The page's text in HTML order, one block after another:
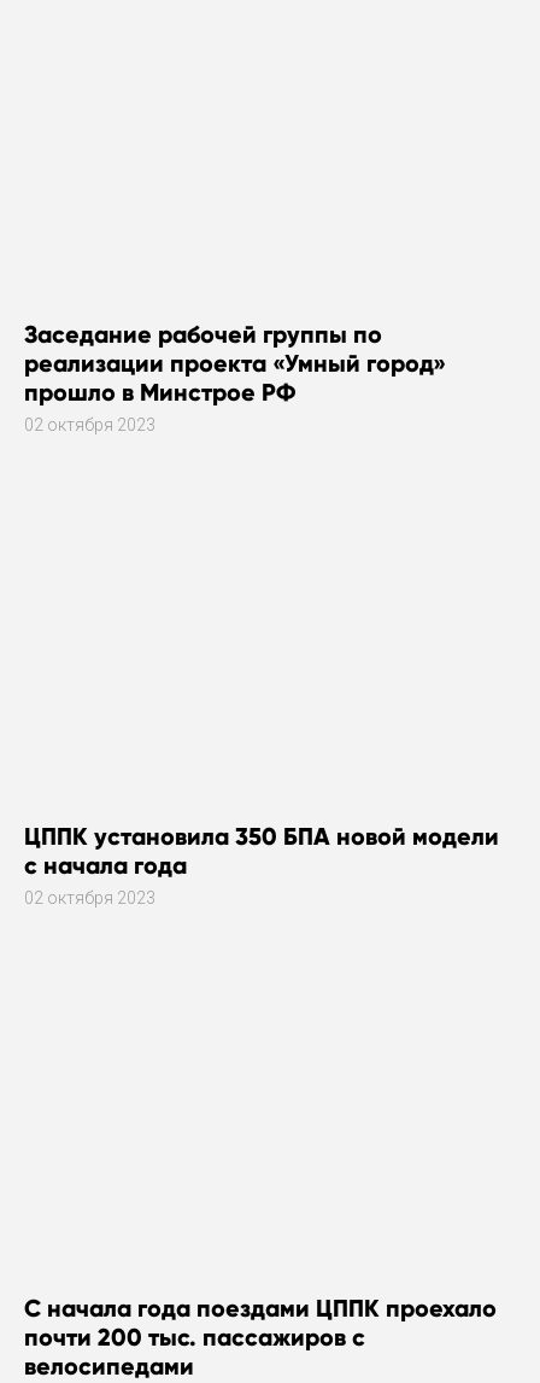
Заседание рабочей группы по
реализации проекта «Умный город»
прошло в Минстрое РФ
02 октября 2023
ЦППК установила 350 БПА новой модели
с начала года
02 октября 2023
С начала года поездами ЦППК проехало
почти 200 тыс. пассажиров с
велосипедами